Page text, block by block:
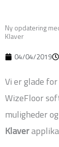
Ny opdatering
Klaver
04/04/2019
Vi er glade
WizeFloor
muligheder
Klaver